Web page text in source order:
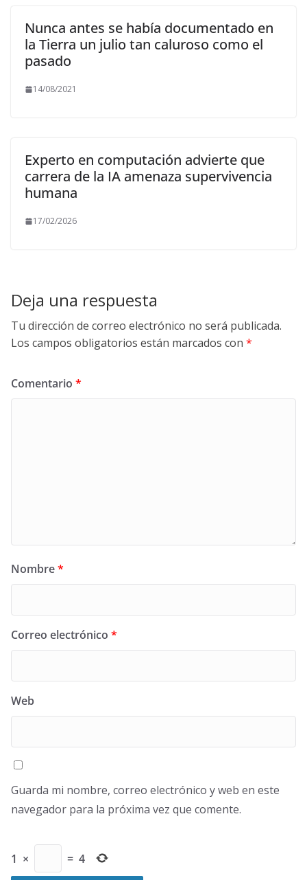
Nunca antes se había documentado en
la Tierra un julio tan caluroso como el
pasado
14/08/2021
Experto en computación advierte que
carrera de la IA amenaza supervivencia
humana
17/02/2026
Deja una respuesta
Tu dirección de correo electrónico no será publicada.
Los campos obligatorios están marcados con *
Comentario *
Nombre*
Correo electrónico *
Web
Guarda mi nombre, correo electrónico y web en este
navegador para la próxima vez que comente.
1 × = 4